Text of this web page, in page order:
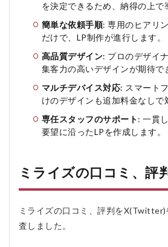
る
疑
問Q
を決定できるため、納得の上で
簡単な依頼手順: 専用のヒアリ
だけで、LP制作が進行します。
高品質デザイン: プロのデザイ
集客力の高いデザインが期待で
マルチデバイス対応: スマート
けのデザインも追加料金なしで
専任スタッフのサポート: 一貫
要望に沿ったLPを作成します。
ミライズの口コミ、評
ミライズの口コミ、評判を
査しました。